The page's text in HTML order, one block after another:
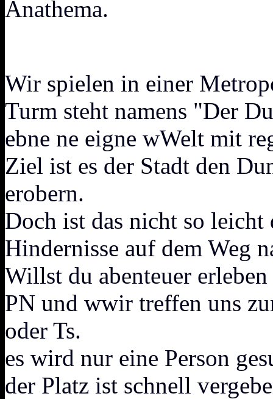
Anathema.
Wir spielen in einer
Turm steht namens "Der
ebne ne eigne wWelt mit
Ziel ist es der Stadt den
erobern.
Doch ist das nicht so leicht
Hindernisse auf dem Weg
Willst du abenteuer
PN und wwir treffen uns
oder Ts.
es wird nur eine Person
der Platz ist schnell